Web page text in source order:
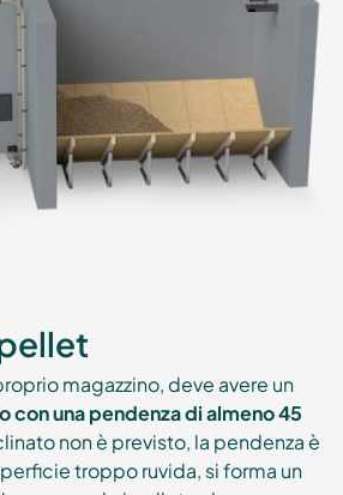
magazzino, deve avere un
con una pendenza di almeno 45
non è previsto, la pendenza è
troppo ruvida, si forma un